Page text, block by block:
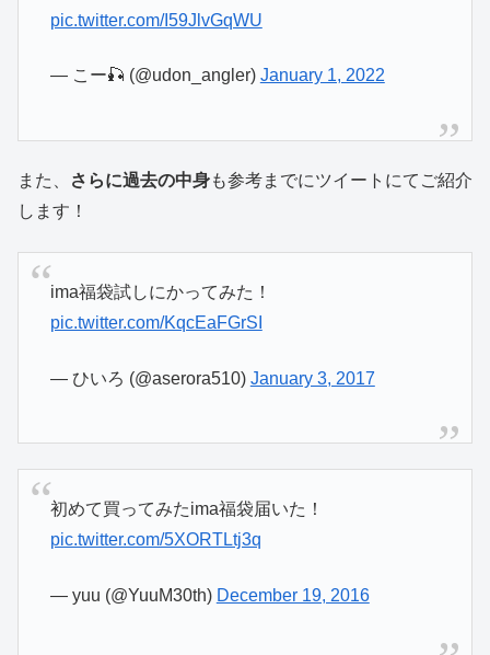
pic.twitter.com/I59JlvGqWU
— こー🎣 (@udon_angler) January 1, 2022
また、 さらに過去の中身も参考までにツイートにてご紹介
します！
ima福袋試しにかってみた！
pic.twitter.com/KqcEaFGrSI
— ひいろ (@aserora510) January 3, 2017
初めて買ってみたima福袋届いた！
pic.twitter.com/5XORTLtj3q
— yuu (@YuuM30th) December 19, 2016